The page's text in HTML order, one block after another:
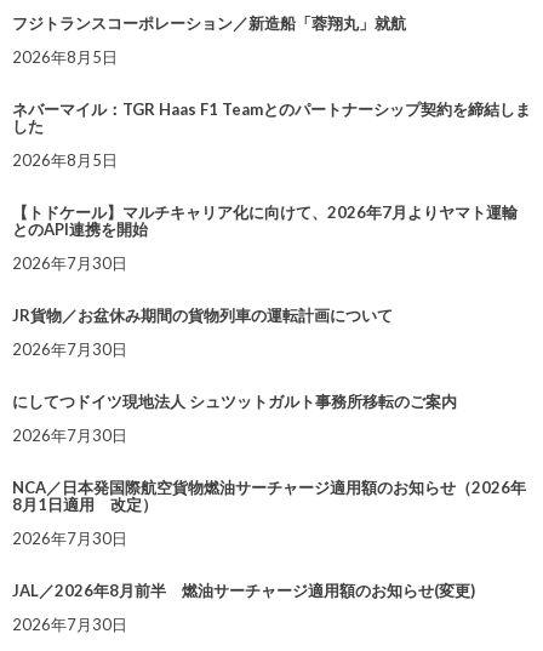
フジトランスコーポレーション／新造船「蓉翔丸」就航
2026年8月5日
ネバーマイル：TGR Haas F1 Teamとのパートナーシップ契約を締結しま
した
2026年8月5日
【トドケール】マルチキャリア化に向けて、2026年7月よりヤマト運輸
とのAPI連携を開始
2026年7月30日
JR貨物／お盆休み期間の貨物列車の運転計画について
2026年7月30日
にしてつドイツ現地法人 シュツットガルト事務所移転のご案内
2026年7月30日
NCA／日本発国際航空貨物燃油サーチャージ適用額のお知らせ（2026年
8月1日適用 改定）
2026年7月30日
JAL／2026年8月前半 燃油サーチャージ適用額のお知らせ(変更)
2026年7月30日